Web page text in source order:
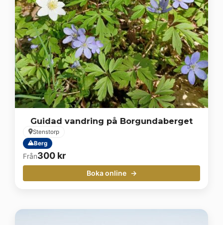
Guidad vandring på Borgundaberget
Stenstorp
Berg
Från300 kr
Boka online